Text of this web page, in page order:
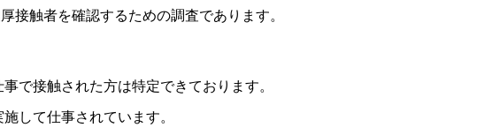
触者を確認するための調査であります。
で接触された方は特定できております。
して仕事されています。